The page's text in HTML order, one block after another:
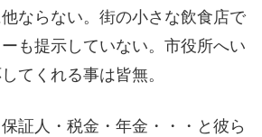
ならない。街の小さな飲食店で
も提示していない。市役所へい
てくれる事は皆無。
証人・税金・年金・・・と彼ら